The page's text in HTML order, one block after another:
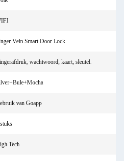
Vein Smart Door Lock
wachtwoord, kaart, sleutel.
van Goapp
Tech